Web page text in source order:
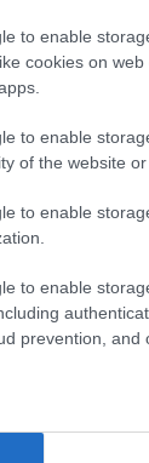
to enable
cookies on web
to enable
of the website or
to enable
to enable
prevention, and
sicurezza
l’ipotesi
sotto soglia, 1,5
per Capitale